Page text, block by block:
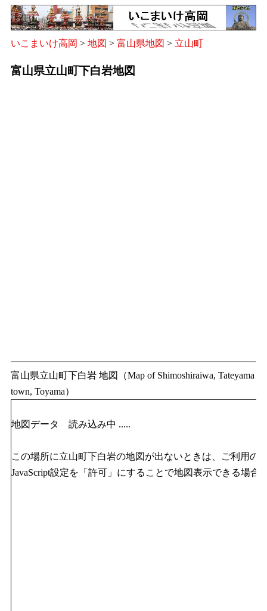
いこまいけ高岡 > 地図 > 富山県地図 > 立山町
富山県立山町下白岩地図
富山県立山町下白岩 地図（Map of Shimoshiraiwa, Tateyama
town, Toyama）
地図データ 読み込み中 .....
この場所に立山町下白岩の地図が出ないときは、ご利用の
JavaScript設定を「許可」にすることで地図表示できる場合